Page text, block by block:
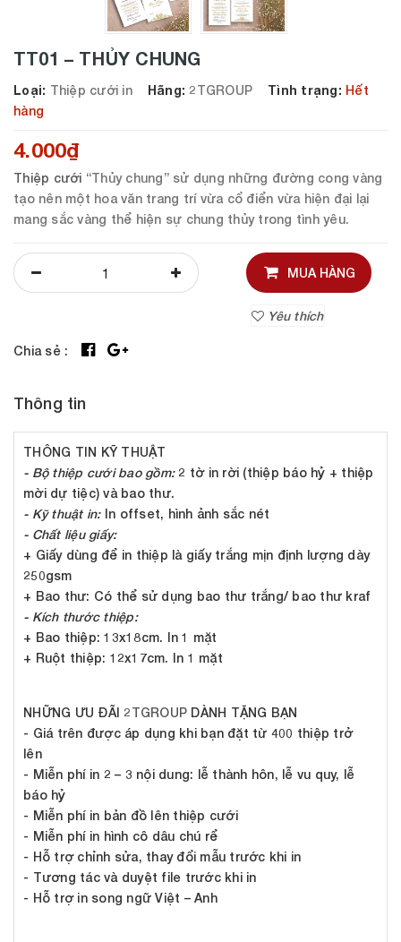
TT01 – THỦY CHUNG
Loại: Thiệp cưới inHãng: 2TGROUP Tình trạng: Hết
hàng
4.000₫
Thiệp cưới “Thủy chung” sử dụng những đường cong vàng
tạo nên một hoa văn trang trí vừa cổ điển vừa hiện đại lại
mang sắc vàng thể hiện sự chung thủy trong tình yêu.
MUA HÀNG
Yêu thích
Chia sẻ :
Thông tin
THÔNG TIN KỸ THUẬT
- Bộ thiệp cưới bao gồm:2 tờ in rời (thiệp báo hỷ + thiệp
mời dự tiệc) và bao thư.
- Kỹ thuật in:In offset, hình ảnh sắc nét
- Chất liệu giấy:
+ Giấy dùng để in thiệp là giấy trắng mịn định lượng dày
250gsm
+ Bao thư: Có thể sử dụng bao thư trắng/ bao thư kraf
- Kích thước thiệp:
+ Bao thiệp: 13x18cm. In 1 mặt
+ Ruột thiệp: 12x17cm. In 1 mặt
NHỮNG ƯU ĐÃI 2TGROUP DÀNH TẶNG BẠN
- Giá trên được áp dụng khi bạn đặt từ 400 thiệp trở
lên
- Miễn phí in 2 – 3 nội dung: lễ thành hôn, lễ vu quy, lễ
báo hỷ
- Miễn phí in bản đồ lên thiệp cưới
- Miễn phí in hình cô dâu chú rể
- Hỗ trợ chỉnh sửa, thay đổi mẫu trước khi in
- Tương tác và duyệt file trước khi in
- Hỗ trợ in song ngữ Việt – Anh